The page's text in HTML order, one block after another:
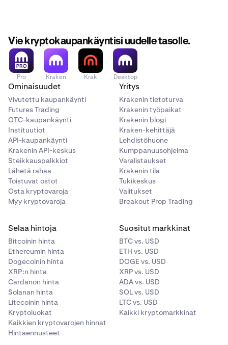
Vie kryptokaupankäyntisi uudelle tasolle.
Pro Kraken Krak Desktop
Ominaisuudet
Vivutettu kaupankäynti
Futures Trading
OTC-kaupankäynti
Instituutiot
API-kaupankäynti
Krakenin API-keskus
Steikkauspalkkiot
Lähetä rahaa
Toistuvat ostot
Osta kryptovaroja
Myy kryptovaroja
Yritys
Krakenin tietoturva
Krakenin työpaikat
Krakenin blogi
Kraken-kehittäjä
Lehdistöhuone
Kumppanuusohjelma
Varalistaukset
Krakenin tila
Tukikeskus
Valitukset
Breakout Prop Trading
Selaa hintoja
Bitcoinin hinta
Ethereumin hinta
Dogecoinin hinta
XRP:n hinta
Cardanon hinta
Solanan hinta
Litecoinin hinta
Kryptoluokat
Kaikkien kryptovarojen hinnat
Hintaennusteet
Suositut markkinat
BTC vs. USD
ETH vs. USD
DOGE vs. USD
XRP vs. USD
ADA vs. USD
SOL vs. USD
LTC vs. USD
Kaikki kryptomarkkinat